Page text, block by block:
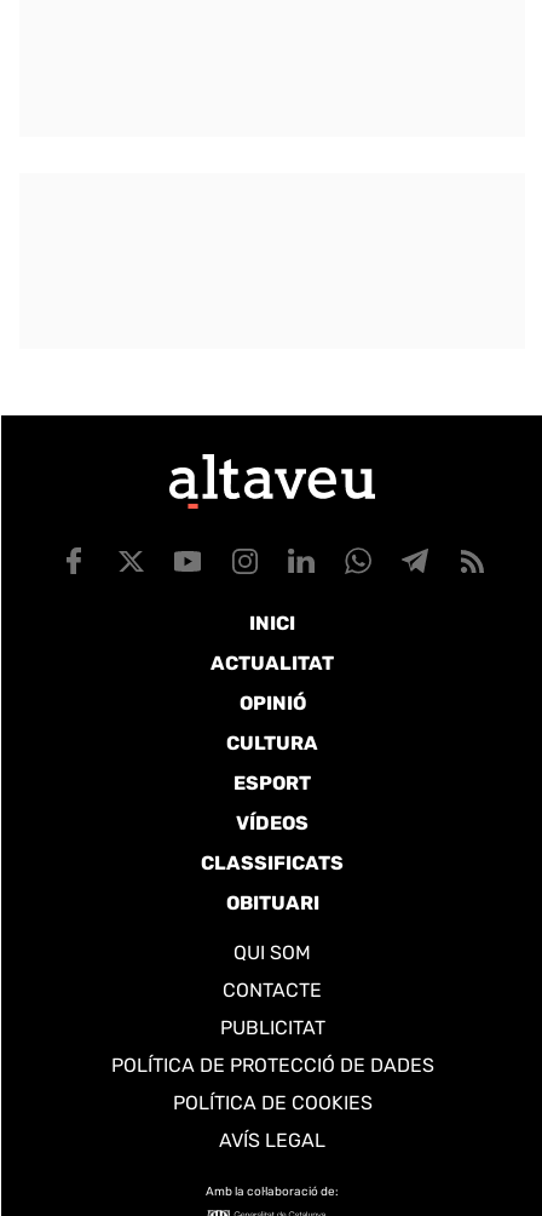
INICI
ACTUALITAT
OPINIÓ
CULTURA
ESPORT
VÍDEOS
CLASSIFICATS
OBITUARI
QUI SOM
CONTACTE
PUBLICITAT
POLÍTICA DE PROTECCIÓ DE DADES
POLÍTICA DE COOKIES
AVÍS LEGAL
Amb la col·laboració de: